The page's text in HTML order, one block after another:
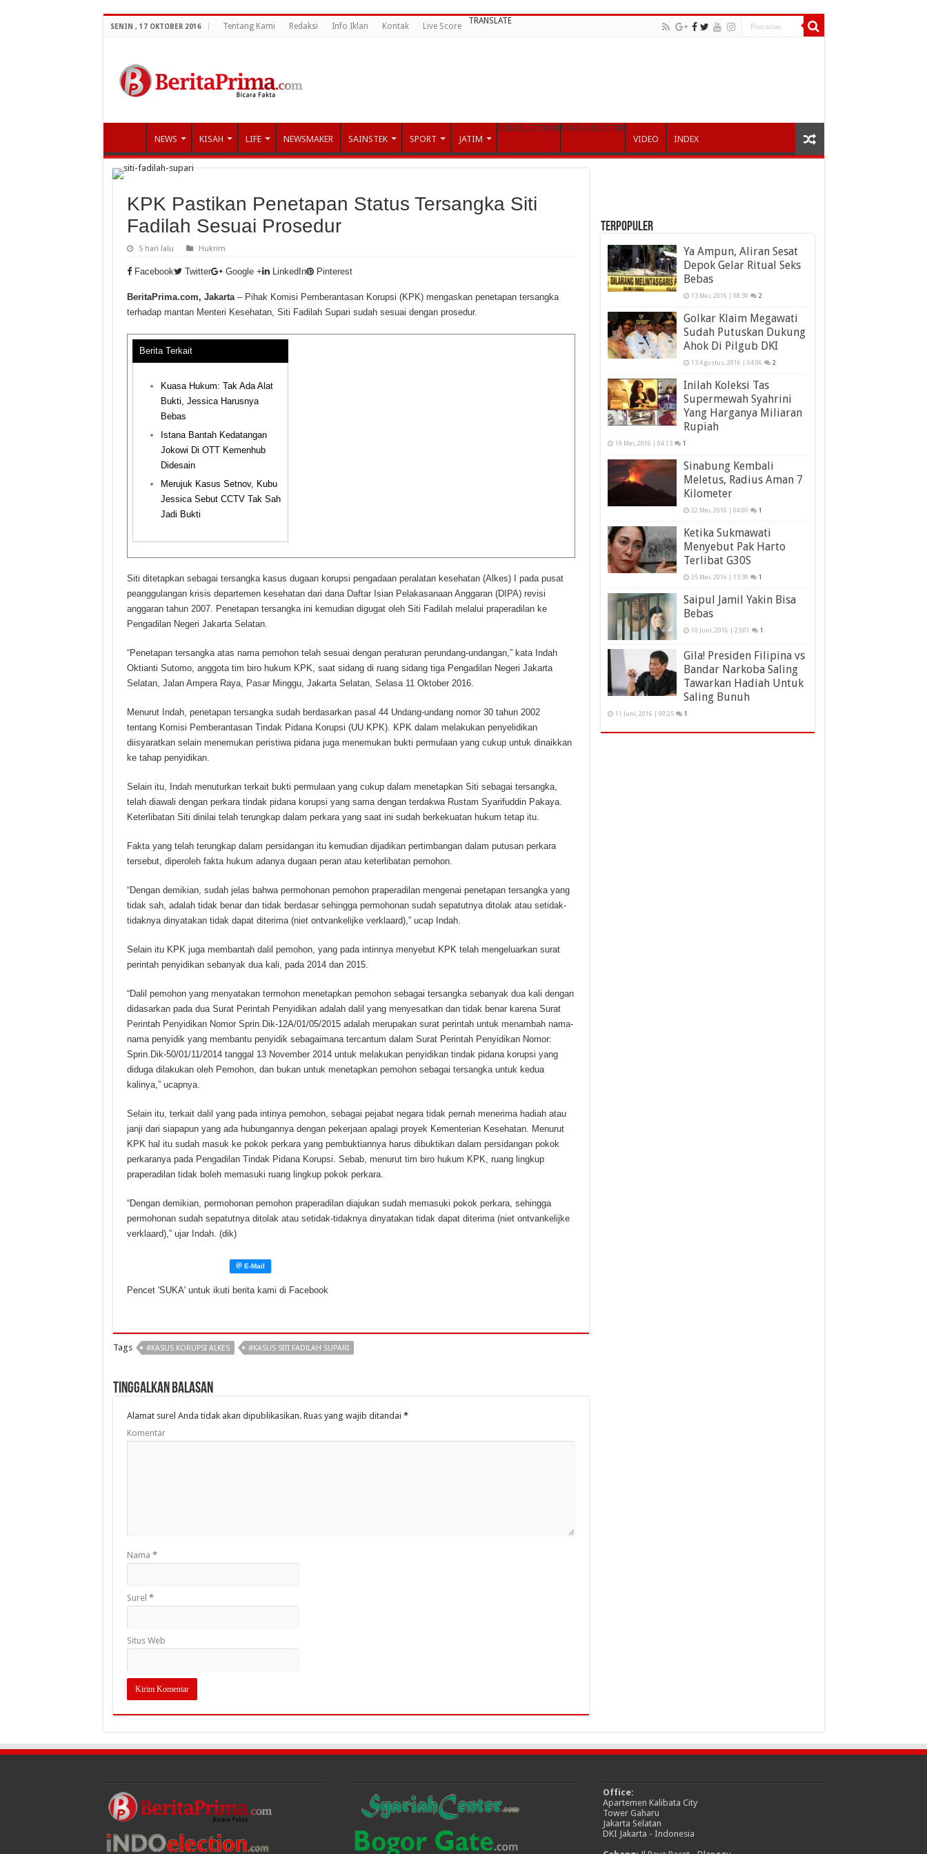
SENIN , 17 OKTOBER 2016 Tentang Kami Redaksi Info Iklan Kontak Live Score
TRANSLATE
NEWS KISAH LIFE NEWSMAKER SAINSTEK SPORT JATIM
INDOELECTION SYARIAHCENTER
VIDEO
INDEX
KPK Pastikan Penetapan Status Tersangka Siti
Fadilah Sesuai Prosedur
5 hari lalu Hukrim
Facebook Twitter Google + LinkedIn Pinterest
BeritaPrima.com, Jakarta– Pihak Komisi Pemberantasan Korupsi (KPK) mengaskan penetapan tersangka
terhadap mantan Menteri Kesehatan, Siti Fadilah Supari sudah sesuai dengan prosedur.
Berita Terkait
Kuasa Hukum: Tak Ada Alat
Bukti, Jessica Harusnya
Bebas
Istana Bantah Kedatangan
Jokowi Di OTT Kemenhub
Didesain
Merujuk Kasus Setnov, Kubu
Jessica Sebut CCTV Tak Sah
Jadi Bukti
Siti ditetapkan sebagai tersangka kasus dugaan korupsi pengadaan peralatan kesehatan (Alkes) I pada pusat
peanggulangan krisis departemen kesehatan dari dana Daftar Isian Pelakasanaan Anggaran (DIPA) revisi
anggaran tahun 2007. Penetapan tersangka ini kemudian digugat oleh Siti Fadilah melalui praperadilan ke
Pengadilan Negeri Jakarta Selatan.
“Penetapan tersangka atas nama pemohon telah sesuai dengan peraturan perundang-undangan,” kata Indah
Oktianti Sutomo, anggota tim biro hukum KPK, saat sidang di ruang sidang tiga Pengadilan Negeri Jakarta
Selatan, Jalan Ampera Raya, Pasar Minggu, Jakarta Selatan, Selasa 11 Oktober 2016.
Menurut Indah, penetapan tersangka sudah berdasarkan pasal 44 Undang-undang nomor 30 tahun 2002
tentang Komisi Pemberantasan Tindak Pidana Korupsi (UU KPK). KPK dalam melakukan penyelidikan
diisyaratkan selain menemukan peristiwa pidana juga menemukan bukti permulaan yang cukup untuk dinaikkan
ke tahap penyidikan.
Selain itu, Indah menuturkan terkait bukti permulaan yang cukup dalam menetapkan Siti sebagai tersangka,
telah diawali dengan perkara tindak pidana korupsi yang sama dengan terdakwa Rustam Syarifuddin Pakaya.
Keterlibatan Siti dinilai telah terungkap dalam perkara yang saat ini sudah berkekuatan hukum tetap itu.
Fakta yang telah terungkap dalam persidangan itu kemudian dijadikan pertimbangan dalam putusan perkara
tersebut, diperoleh fakta hukum adanya dugaan peran atau keterlibatan pemohon.
“Dengan demikian, sudah jelas bahwa permohonan pemohon praperadilan mengenai penetapan tersangka yang
tidak sah, adalah tidak benar dan tidak berdasar sehingga permohonan sudah sepatutnya ditolak atau setidak-
tidaknya dinyatakan tidak dapat diterima (niet ontvankelijke verklaard),” ucap Indah.
Selain itu KPK juga membantah dalil pemohon, yang pada intinnya menyebut KPK telah mengeluarkan surat
perintah penyidikan sebanyak dua kali, pada 2014 dan 2015.
“Dalil pemohon yang menyatakan termohon menetapkan pemohon sebagai tersangka sebanyak dua kali dengan
didasarkan pada dua Surat Perintah Penyidikan adalah dalil yang menyesatkan dan tidak benar karena Surat
Perintah Penyidikan Nomor Sprin.Dik-12A/01/05/2015 adalah merupakan surat perintah untuk menambah nama-
nama penyidik yang membantu penyidik sebagaimana tercantum dalam Surat Perintah Penyidikan Nomor:
Sprin.Dik-50/01/11/2014 tanggal 13 November 2014 untuk melakukan penyidikan tindak pidana korupsi yang
diduga dilakukan oleh Pemohon, dan bukan untuk menetapkan pemohon sebagai tersangka untuk kedua
kalinya,” ucapnya.
Selain itu, terkait dalil yang pada intinya pemohon, sebagai pejabat negara tidak pernah menerima hadiah atau
janji dari siapapun yang ada hubungannya dengan pekerjaan apalagi proyek Kementerian Kesehatan. Menurut
KPK hal itu sudah masuk ke pokok perkara yang pembuktiannya harus dibuktikan dalam persidangan pokok
perkaranya pada Pengadilan Tindak Pidana Korupsi. Sebab, menurut tim biro hukum KPK, ruang lingkup
praperadilan tidak boleh memasuki ruang lingkup pokok perkara.
“Dengan demikian, permohonan pemohon praperadilan diajukan sudah memasuki pokok perkara, sehingga
permohonan sudah sepatutnya ditolak atau setidak-tidaknya dinyatakan tidak dapat diterima (niet ontvankelijke
verklaard),” ujar Indah. (dik)
Pencet 'SUKA' untuk ikuti berita kami di Facebook
Tags #KASUS KORUPSI ALKES #KASUS SITI FADILAH SUPARI
Tinggalkan Balasan
Alamat surel Anda tidak akan dipublikasikan.Ruas yang wajib ditandai *
Komentar
Nama *
Surel *
Situs Web
TERPOPULER
Ya Ampun, Aliran Sesat
Depok Gelar Ritual Seks
Bebas
13 Mei, 2016 | 08:39 2
Golkar Klaim Megawati
Sudah Putuskan Dukung
Ahok Di Pilgub DKI
13 Agustus, 2016 | 04:06 2
Inilah Koleksi Tas
Supermewah Syahrini
Yang Harganya Miliaran
Rupiah
19 Mei, 2016 | 04:13 1
Sinabung Kembali
Meletus, Radius Aman 7
Kilometer
22 Mei, 2016 | 04:00 1
Ketika Sukmawati
Menyebut Pak Harto
Terlibat G30S
25 Mei, 2016 | 13:39 1
Saipul Jamil Yakin Bisa
Bebas
10 Juni, 2016 | 23:01 1
Gila! Presiden Filipina vs
Bandar Narkoba Saling
Tawarkan Hadiah Untuk
Saling Bunuh
11 Juni, 2016 | 09:25 1
Office:
Apartemen Kalibata City
Tower Gaharu
Jakarta Selatan
DKI Jakarta - Indonesia